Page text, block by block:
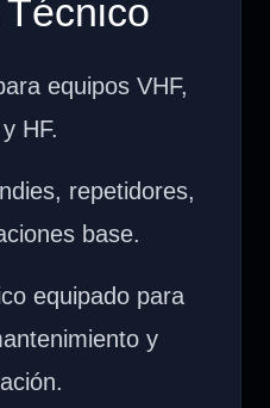
equipos VHF,
HF.
repetidores,
base.
equipado para
y